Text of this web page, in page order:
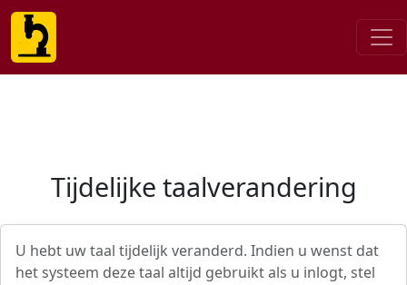
Tijdelijke taalverandering
U hebt uw taal tijdelijk veranderd. Indien u wenst dat
het systeem deze taal altijd gebruikt als u inlogt, stel